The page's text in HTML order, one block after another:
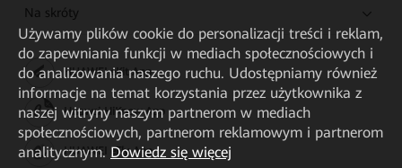
Na skróty
HUAWEI eKit App
Huawei HiKnow App
HUAWEI eFly App
Używamy plików cookie do personalizacji treści i reklam,
do zapewniania funkcji w mediach społecznościowych i
do analizowania naszego ruchu. Udostępniamy również
informacje na temat korzystania przez użytkownika z
naszej witryny naszym partnerom w mediach
społecznościowych, partnerom reklamowym i partnerom
analitycznym. Dowiedz się więcej